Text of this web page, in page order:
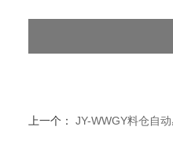
上一个： JY-WWGY料仓自